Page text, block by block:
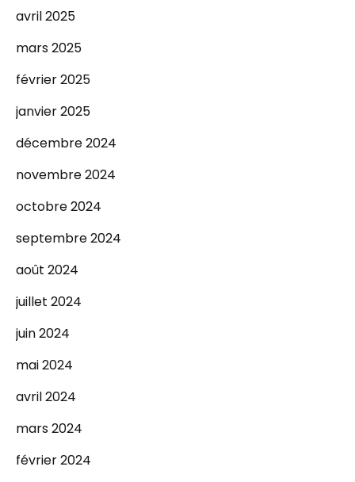
avril 2025
mars 2025
février 2025
janvier 2025
décembre 2024
novembre 2024
octobre 2024
septembre 2024
août 2024
juillet 2024
juin 2024
mai 2024
avril 2024
mars 2024
février 2024